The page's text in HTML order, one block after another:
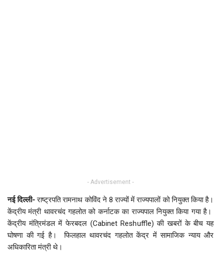
- Advertisement -
नई दिल्ली-राष्ट्रपति रामनाथ कोविंद ने 8 राज्यों में राज्यपालों को नियुक्त किया है।
केंद्रीय मंत्री थावरचंद गहलोत को कर्नाटक का राज्यपाल नियुक्त किया गया है।
केंद्रीय मंत्रिमंडल में फेरबदल (Cabinet Reshuffle) की खबरों के बीच यह
घोषणा की गई है। फिलहाल थावरचंद गहलोत केंद्र में सामाजिक न्याय और
अधिकारिता मंत्री थे।